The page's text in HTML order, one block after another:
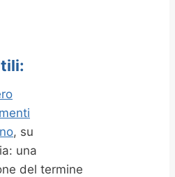
, su
una
del termine